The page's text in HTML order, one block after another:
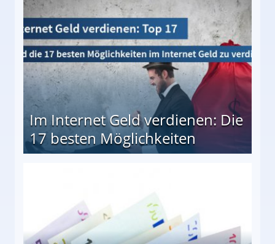
Im Internet Geld verdienen: Die
17 besten Möglichkeiten